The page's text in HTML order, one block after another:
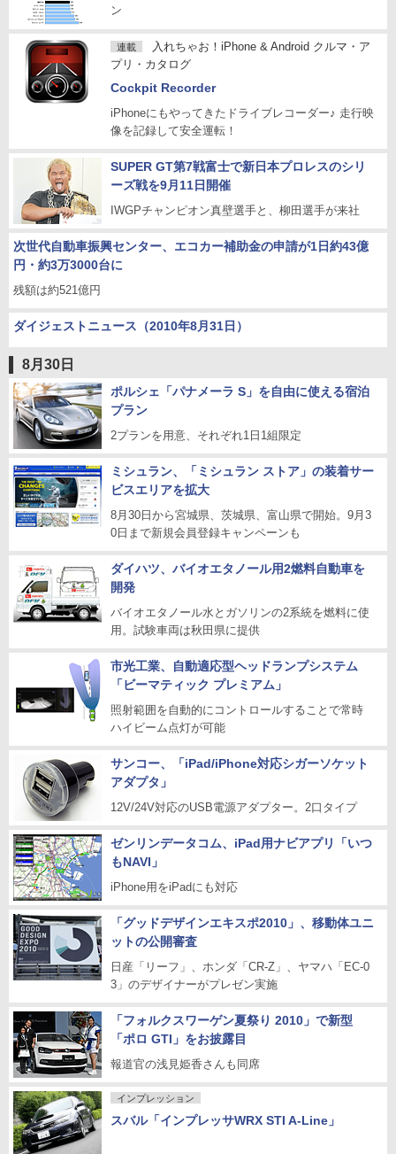
ン
連載
入れちゃお！iPhone & Android クルマ・ア
プリ・カタログ
Cockpit Recorder
iPhoneにもやってきたドライブレコーダー♪ 走行映
像を記録して安全運転！
SUPER GT第7戦富士で新日本プロレスのシリ
ーズ戦を9月11日開催
IWGPチャンピオン真壁選手と、柳田選手が来社
次世代自動車振興センター、エコカー補助金の申請が1日約43億
円・約3万3000台に
残額は約521億円
ダイジェストニュース（2010年8月31日）
8月30日
ポルシェ「パナメーラ S」を自由に使える宿泊
プラン
2プランを用意、それぞれ1日1組限定
ミシュラン、「ミシュラン ストア」の装着サー
ビスエリアを拡大
8月30日から宮城県、茨城県、富山県で開始。9月3
0日まで新規会員登録キャンペーンも
ダイハツ、バイオエタノール用2燃料自動車を
開発
バイオエタノール水とガソリンの2系統を燃料に使
用。試験車両は秋田県に提供
市光工業、自動適応型ヘッドランプシステム
「ビーマティック プレミアム」
照射範囲を自動的にコントロールすることで常時
ハイビーム点灯が可能
サンコー、「iPad/iPhone対応シガーソケット
アダプタ」
12V/24V対応のUSB電源アダプター。2口タイプ
ゼンリンデータコム、iPad用ナビアプリ「いつ
もNAVI」
iPhone用をiPadにも対応
「グッドデザインエキスポ2010」、移動体ユニ
ットの公開審査
日産「リーフ」、ホンダ「CR-Z」、ヤマハ「EC-0
3」のデザイナーがプレゼン実施
「フォルクスワーゲン夏祭り 2010」で新型
「ポロ GTI」をお披露目
報道官の浅見姫香さんも同席
インプレッション
スバル「インプレッサWRX STI A-Line」